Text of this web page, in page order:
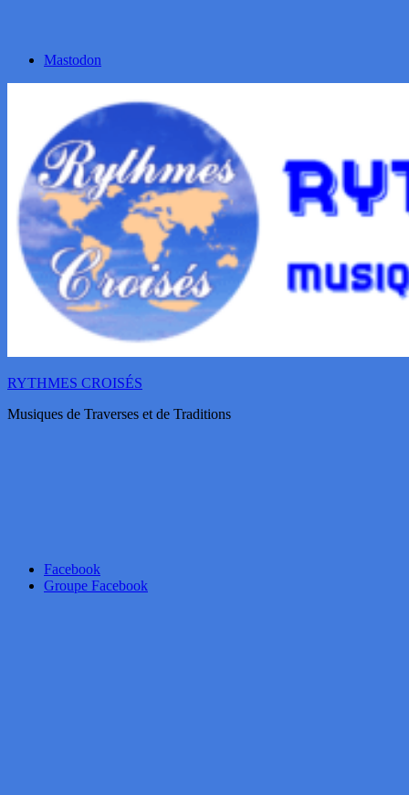
Mastodon
RYTHMES CROISÉS
Musiques de Traverses et de Traditions
Facebook
Groupe Facebook